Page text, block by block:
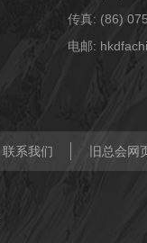
传真: (86)
电邮:
联系我们 旧总会网